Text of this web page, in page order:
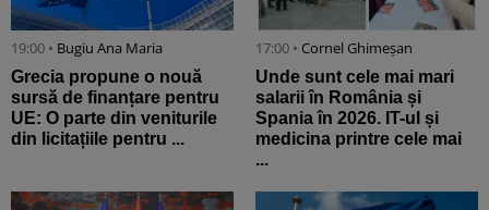
19:00 • Bugiu ⁠Ana Maria
Grecia propune o nouă
sursă de finanțare pentru
UE: O parte din veniturile
din licitațiile pentru ...
17:00 • Cornel Ghimeșan
Unde sunt cele mai mari
salarii în România și
Spania în 2026. IT-ul și
medicina printre cele mai
...